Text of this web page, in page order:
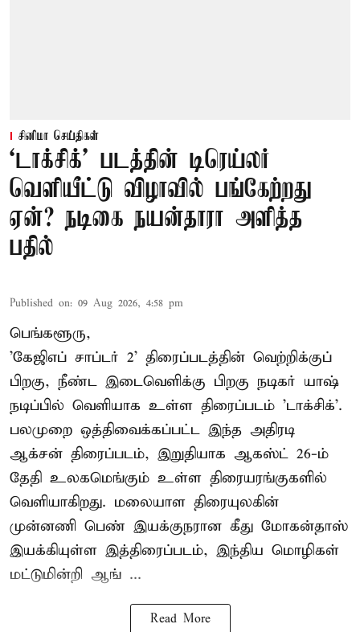
சினிமா செய்திகள்
‘டாக்சிக்’ படத்தின் டிரெய்லர்
வெளியீட்டு விழாவில் பங்கேற்றது
ஏன்? நடிகை நயன்தாரா அளித்த
பதில்
Published on: 09 Aug 2026, 4:58 pm
பெங்களூரு,
'கேஜிஎப் சாப்டர் 2' திரைப்படத்தின் வெற்றிக்குப்
பிறகு, நீண்ட இடைவெளிக்கு பிறகு நடிகர் யாஷ்
நடிப்பில் வெளியாக உள்ள திரைப்படம் 'டாக்சிக்'.
பலமுறை ஒத்திவைக்கப்பட்ட இந்த அதிரடி
ஆக்சன் திரைப்படம், இறுதியாக ஆகஸ்ட் 26-ம்
தேதி உலகமெங்கும் உள்ள திரையரங்குகளில்
வெளியாகிறது. மலையாள திரையுலகின்
முன்னணி பெண் இயக்குநரான கீது மோகன்தாஸ்
இயக்கியுள்ள இத்திரைப்படம், இந்திய மொழிகள்
மட்டுமின்றி ஆங் ...
Read More